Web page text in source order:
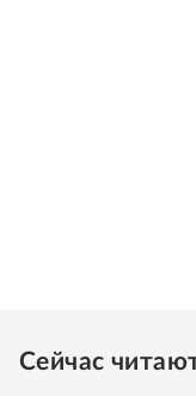
Сейчас